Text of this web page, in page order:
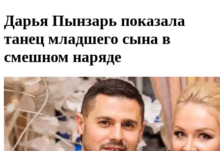
Дарья Пынзарь показала
танец младшего сына в
смешном наряде